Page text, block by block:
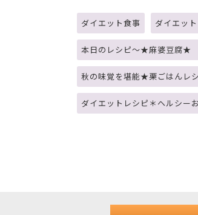
ダイエット食事 ダイエッ
本日のレシピ～★麻婆豆
秋の味覚を堪能★栗ごはんレ
ダイエットレシピ＊ヘルシー